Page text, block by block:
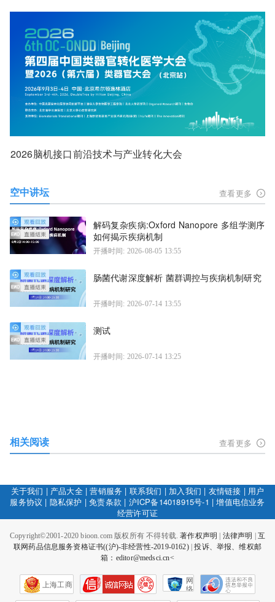
2026脑机接口前沿技术与产业转化大会
空中讲坛 查看更多
解码复杂疾病:Oxford Nanopore 多组学测序
如何揭示疾病机制
开播时间: 2026-08-05 13:55
肠菌代谢深度解析 菌群调控与疾病机制研究
开播时间: 2026-07-14 13:55
测试
开播时间: 2026-07-14 13:25
相关阅读 查看更多
关于我们 | 产品大全|营销服务 | 联系我们 | 加入我们 | 友情链接 | 用户
服务协议 | 隐私保护 |免责条款 | 沪ICP备14018915号-1 |增值电信业务
经营许可证
Copyright©2001-2020 bioon.com 版权所有 不得转载.著作权声明 法律声明
互
联网药品信息服务资格证书((沪)-非经营性-2019-0162)|投诉、举报、维权邮
箱：editor@medsci.cn<
上海工商
网
络